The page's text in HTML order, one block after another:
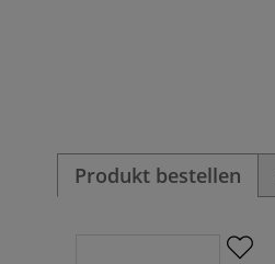
Produkt bestellen